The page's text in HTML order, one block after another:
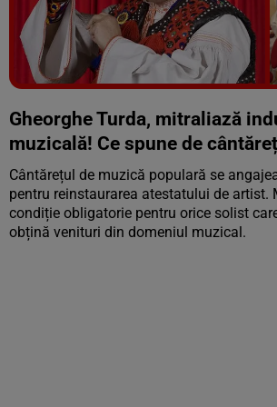
Gheorghe Turda, mitraliază
muzicală! Ce spune de
Cântărețul de muzică populară se
pentru reinstaurarea atestatului de artist.
condiție obligatorie pentru orice solist
obțină venituri din domeniul muzical.